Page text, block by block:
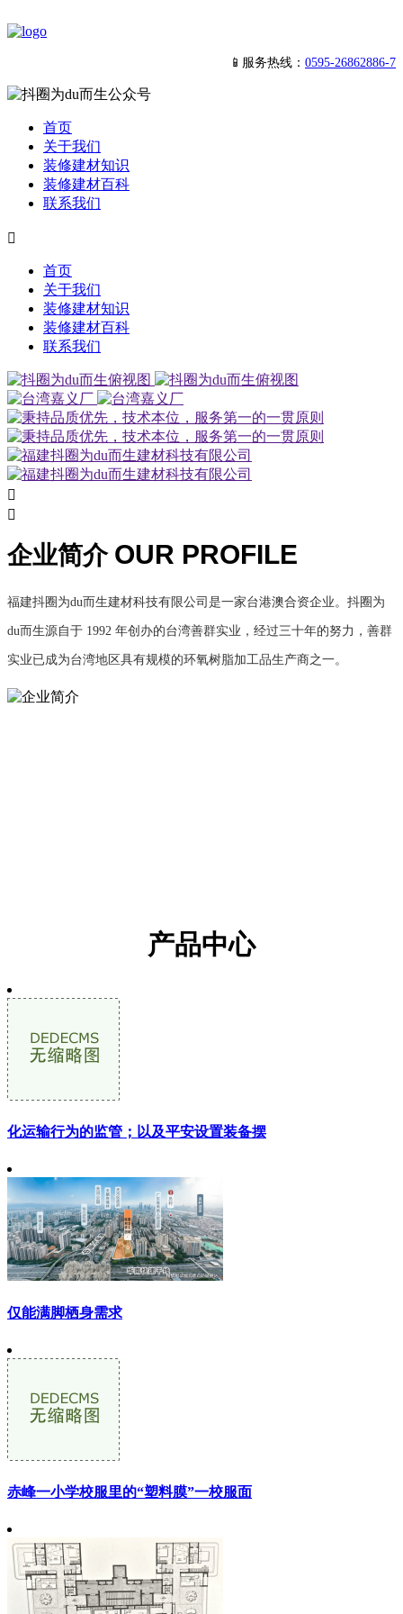
📱服务热线： 0595-26862886-7
首页
关于我们
装修建材知识
装修建材百科
联系我们

首页
关于我们
装修建材知识
装修建材百科
联系我们


企业简介 OUR PROFILE
福建抖圈为du而生建材科技有限公司是一家台港澳合资企业。抖圈为
du而生源自于 1992 年创办的台湾善群实业，经过三十年的努力，善群
实业已成为台湾地区具有规模的环氧树脂加工品生产商之一。
产品中心
化运输行为的监管；以及平安设置装备摆
仅能满脚栖身需求
赤峰一小学校服里的“塑料膜”一校服面